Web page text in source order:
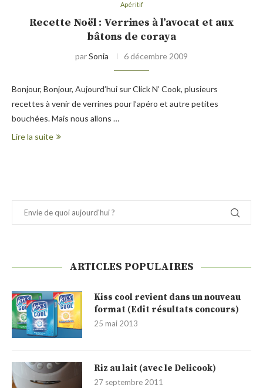
Apéritif
Recette Noël : Verrines à l’avocat et aux
bâtons de coraya
parSonia 6 décembre 2009
Bonjour, Bonjour, Aujourd’hui sur Click N’ Cook, plusieurs
recettes à venir de verrines pour l’apéro et autre petites
bouchées. Mais nous allons …
Lire la suite
ARTICLES POPULAIRES
Kiss cool revient dans un nouveau
format (Edit résultats concours)
25 mai 2013
Riz au lait (avec le Delicook)
27 septembre 2011